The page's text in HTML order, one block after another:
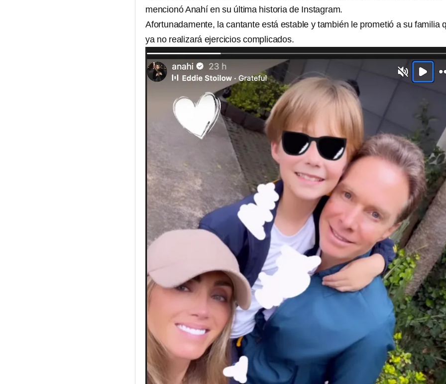
mencionó Anahí en su última historia de Instagram.
Afortunadamente, la cantante está estable y también le prometió a su familia
ya no realizará ejercicios complicados.